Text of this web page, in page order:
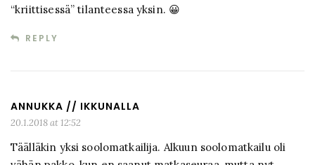
“kriittisessä” tilanteessa yksin. 😀
REPLY
ANNUKKA // IKKUNALLA
20.1.2018 at 12:52
Täälläkin yksi soolomatkailija. Alkuun soolomatkailu oli